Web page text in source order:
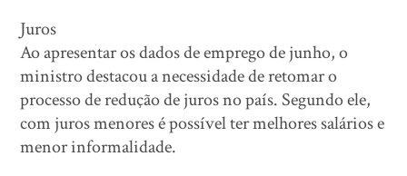
Juros
Ao apresentar os dados de emprego de junho, o
ministro destacou a necessidade de retomar o
processo de redução de juros no país. Segundo ele,
com juros menores é possível ter melhores salários e
menor informalidade.